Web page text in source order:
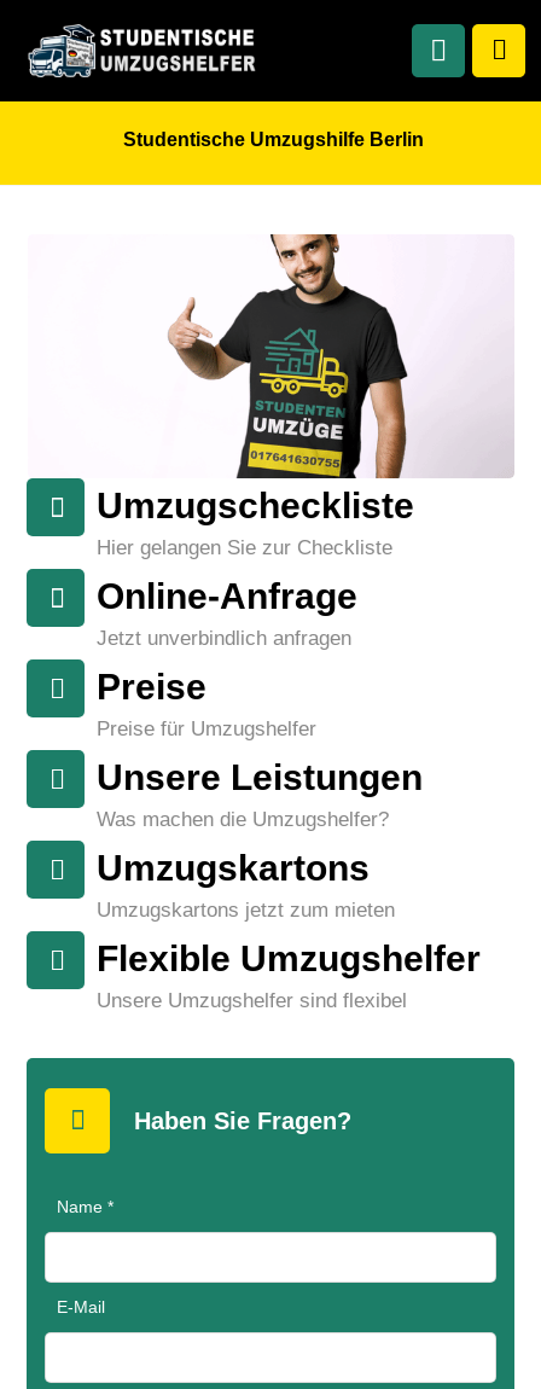
Studentische Umzugshilfe Berlin
Umzugscheckliste
Hier gelangen Sie zur Checkliste
Online-Anfrage
Jetzt unverbindlich anfragen
Preise
Preise für Umzugshelfer
Unsere Leistungen
Was machen die Umzugshelfer?
Umzugskartons
Umzugskartons jetzt zum mieten
Flexible Umzugshelfer
Unsere Umzugshelfer sind flexibel
Haben Sie Fragen?
Name *
E-Mail